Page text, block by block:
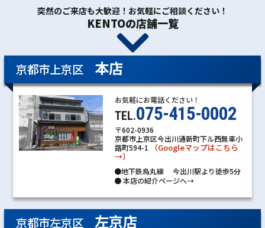
突然のご来店も大歓迎！お気軽にご相談ください！
KENTOの店舗一覧
京都市上京区 本店
お気軽にお電話ください！
TEL.075-415-0002
〒602-0936
京都市上京区今出川通新町下ル西無車小
路町594-1
（Googleマップはこちら
→）
●地下鉄烏丸線 今出川駅より徒歩5分
●本店の紹介ページへ→
京都市左京区 左京店